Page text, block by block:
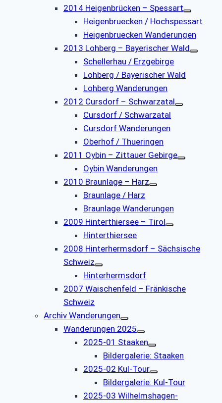
2014 Heigenbrücken – Spessart
Heigenbruecken / Hochspessart
Heigenbruecken Wanderungen
2013 Lohberg – Bayerischer Wald
Schellerhau / Erzgebirge
Lohberg / Bayerischer Wald
Lohberg Wanderungen
2012 Cursdorf – Schwarzatal
Cursdorf / Schwarzatal
Cursdorf Wanderungen
Oberhof / Thueringen
2011 Oybin – Zittauer Gebirge
Oybin Wanderungen
2010 Braunlage – Harz
Braunlage / Harz
Braunlage Wanderungen
2009 Hinterthiersee – Tirol
Hinterthiersee
2008 Hinterhermsdorf – Sächsische
Schweiz
Hinterhermsdorf
2007 Waischenfeld – Fränkische
Schweiz
Archiv Wanderungen
Wanderungen 2025
2025-01 Staaken
Bildergalerie: Staaken
2025-02 Kul-Tour
Bildergalerie: Kul-Tour
2025-03 Wilhelmshagen-